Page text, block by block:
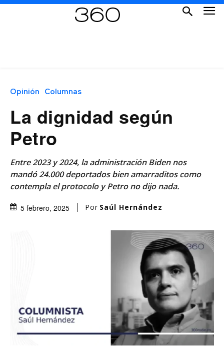
Opinión Columnas
La dignidad según
Petro
Entre 2023 y 2024, la administración Biden nos
mandó 24.000 deportados bien amarraditos como
contempla el protocolo y Petro no dijo nada.
5 febrero, 2025 Por Saúl Hernández